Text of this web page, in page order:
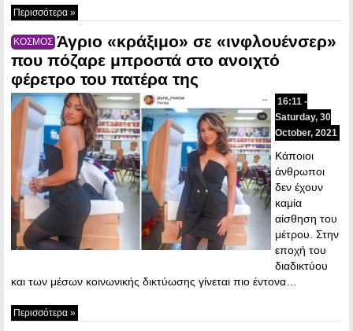
Περισσότερα »
ΚΟΣΜΟΣ Άγριο «κράξιμο» σε «ινφλουένσερ»
που πόζαρε μπροστά στο ανοιχτό
φέρετρο του πατέρα της
16:11 -
Saturday, 30
October, 2021
Κάποιοι
άνθρωποι
δεν έχουν
καμία
αίσθηση του
μέτρου. Στην
εποχή του
διαδικτύου
και των μέσων κοινωνικής δικτύωσης γίνεται πιο έντονα…
Περισσότερα »